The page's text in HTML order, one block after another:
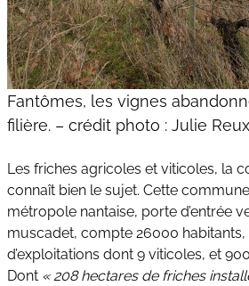
Fantômes, les vignes
filière. – crédit photo : Julie Reux
Les friches agricoles et viticoles, la
connaît bien le sujet. Cette
métropole nantaise, porte d’entrée
muscadet, compte 26000 habitants,
d’exploitations dont 9 viticoles, et
Dont « 208 hectares de friches